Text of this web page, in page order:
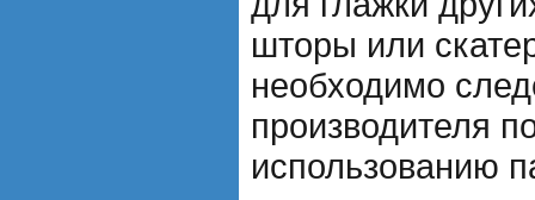
шторы или
необходимо
производителя
использованию